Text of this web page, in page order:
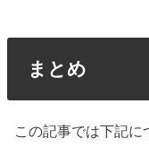
まとめ
この記事では下記に